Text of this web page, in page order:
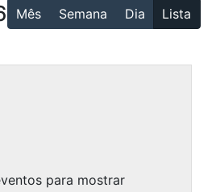
Mês Semana Dia Lista
para mostrar